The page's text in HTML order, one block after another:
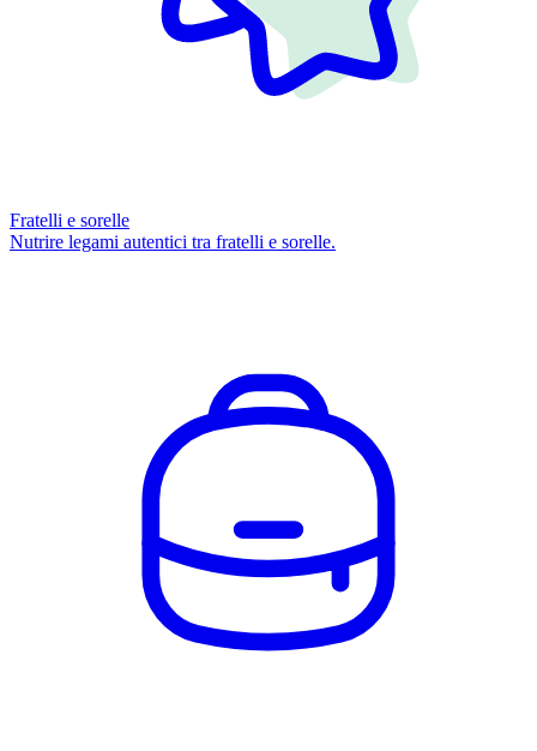
Fratelli e sorelle
Nutrire legami autentici tra fratelli e sorelle.